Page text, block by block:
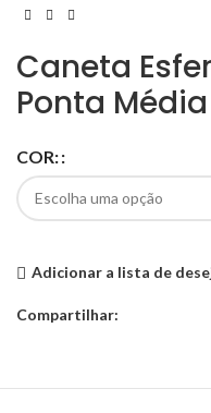
Caneta
Ponta Média
COR:
Adicionar a lista de
Compartilhar: